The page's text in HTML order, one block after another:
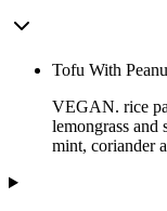
Tofu With
VEGAN. rice
lemongrass and
mint, coriander